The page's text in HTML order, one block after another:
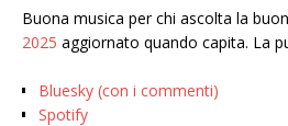
Buona musica per chi ascolta la
2025 aggiornato quando capita. La
Bluesky (con i commenti)
Spotify